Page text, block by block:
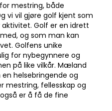
mestring, både
vi vil gjøre golf kjent som
Golf er en idrett
og som man kan
Golfens unike
for nybegynnere og
på like vilkår. Mæland
helsebringende og
mestring, fellesskap og
er å få de fine